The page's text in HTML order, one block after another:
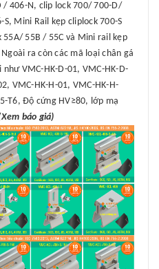
/ 406-N, clip lock 700/ 700-D/
Mini Rail kẹp cliplock 700-S
55A/ 55B / 55C và Mini rail kẹp
ra còn các mã loại chân gá
VMC-HK-D-01, VMC-HK-D-
VMC-HK-H-01, VMC-HK-H-
T6, Độ cứng HV≥80, lớp mạ
báo giá)